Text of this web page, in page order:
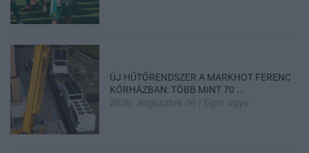
ÚJ HŰTŐRENDSZER A MARKHOT FERENC
KÓRHÁZBAN: TÖBB MINT 70 ...
2026. augusztus 06 Eger ügye